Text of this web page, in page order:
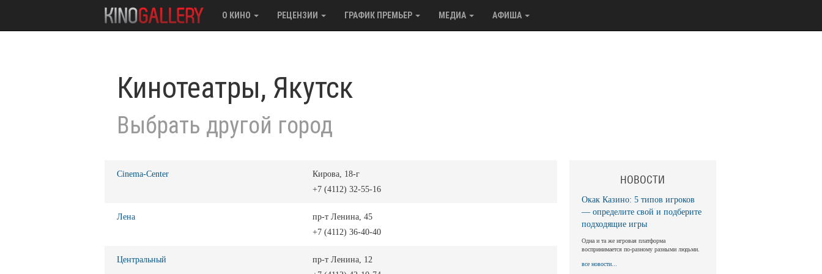
О КИНО РЕЦЕНЗИИ ГРАФИК ПРЕМЬЕР МЕДИА АФИША
Кинотеатры, Якутск
Выбрать другой город
Cinema-Center
Кирова, 18-г
+7 (4112) 32-55-16
Лена
пр-т Ленина, 45
+7 (4112) 36-40-40
Центральный
пр-т Ленина, 12
НОВОСТИ
Окак Казино: 5 типов игроков
— определите свой и подберите
подходящие игры
Одна и та же игровая платформа
воспринимается по-разному разными людьми.
все новости...